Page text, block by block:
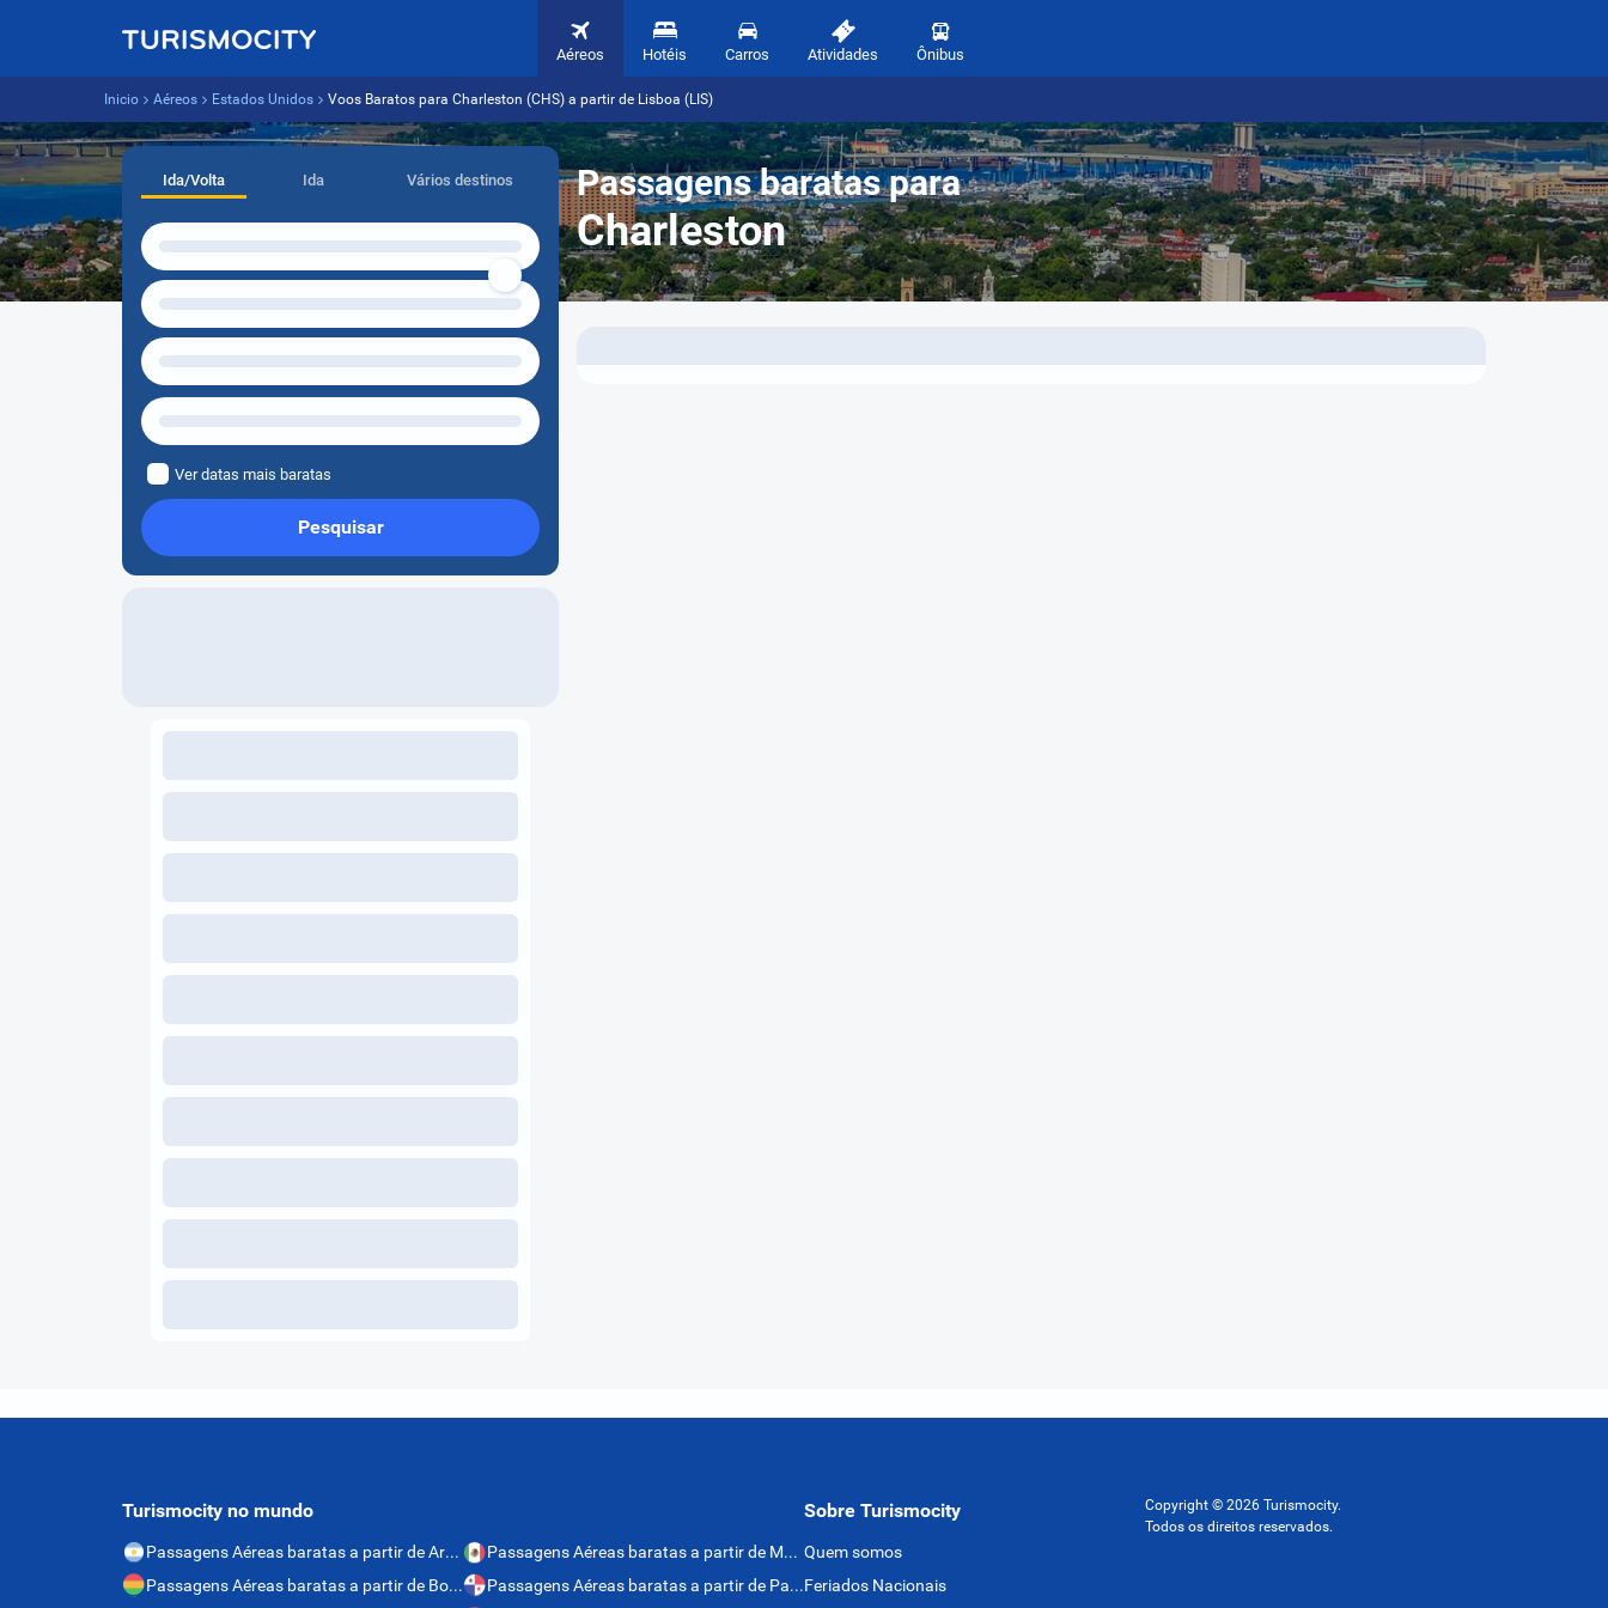
Aéreos Hotéis Carros Atividades Ônibus
Inicio Aéreos Estados Unidos Voos Baratos para Charleston (CHS) a partir de Lisboa (LIS)
Passagens baratas para
Charleston
Ida/Volta Ida Vários destinos
Ver datas mais baratas
Pesquisar
Turismocity no mundo
Passagens Aéreas baratas a partir de Argentina
Passagens Aéreas baratas a partir de Bolívia
Passagens Aéreas baratas a partir de México
Passagens Aéreas baratas a partir de Panamá
Sobre Turismocity
Quem somos
Feriados Nacionais
Copyright © 2026 Turismocity.
Todos os direitos reservados.